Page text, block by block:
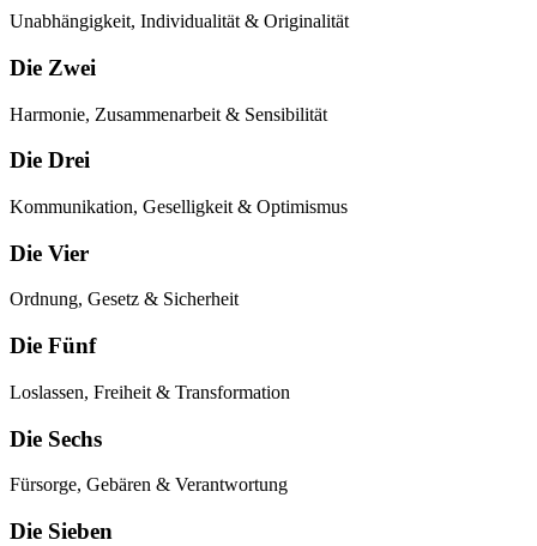
Unabhängigkeit, Individualität & Originalität
Die Zwei
Harmonie, Zusammenarbeit & Sensibilität
Die Drei
Kommunikation, Geselligkeit & Optimismus
Die Vier
Ordnung, Gesetz & Sicherheit
Die Fünf
Loslassen, Freiheit & Transformation
Die Sechs
Fürsorge, Gebären & Verantwortung
Die Sieben